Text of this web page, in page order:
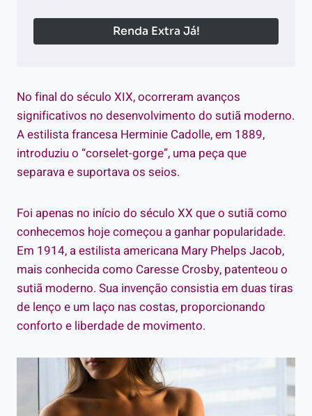
Renda Extra Já!
No final do século XIX, ocorreram avanços
significativos no desenvolvimento do sutiã moderno.
A estilista francesa Herminie Cadolle, em 1889,
introduziu o “corselet-gorge”, uma peça que
separava e suportava os seios.
Foi apenas no início do século XX que o sutiã como
conhecemos hoje começou a ganhar popularidade.
Em 1914, a estilista americana Mary Phelps Jacob,
mais conhecida como Caresse Crosby, patenteou o
sutiã moderno. Sua invenção consistia em duas tiras
de lenço e um laço nas costas, proporcionando
conforto e liberdade de movimento.